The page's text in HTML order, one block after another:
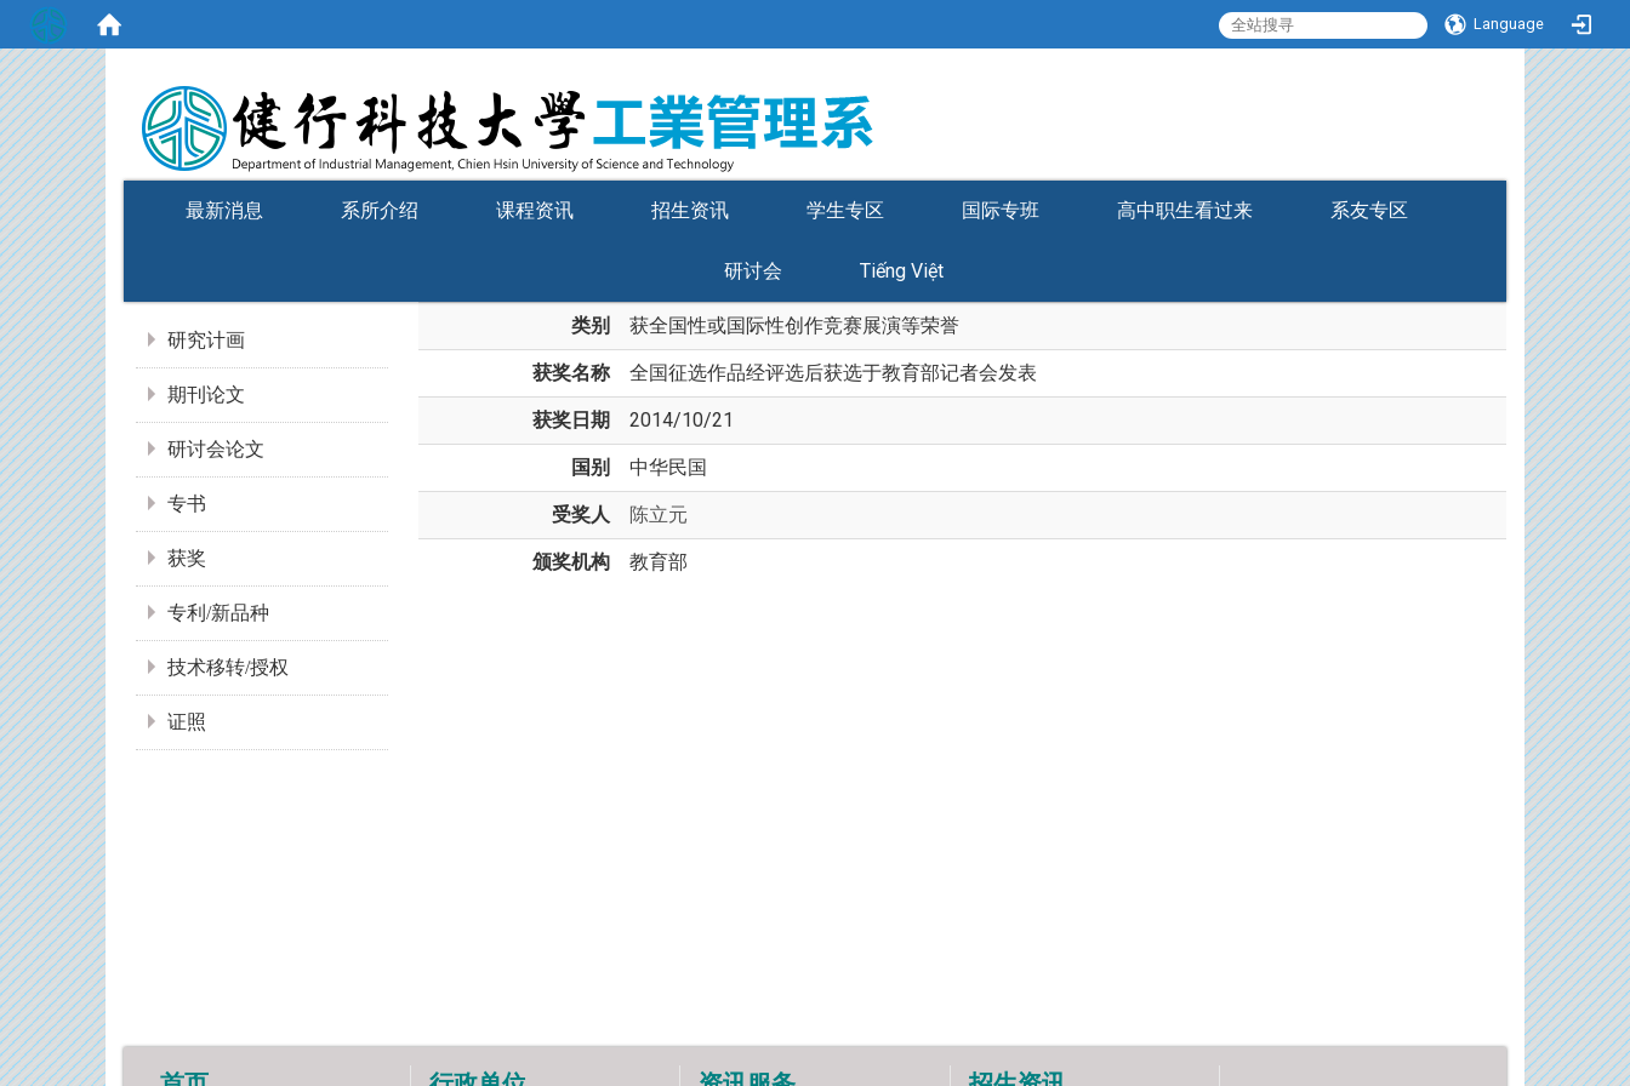
Language
最新消息 系所介绍 课程资讯 招生资讯 学生专区 国际专班 高中职生看过来 系友专区
研讨会 Tiếng Việt
研究计画
期刊论文
研讨会论文
专书
获奖
专利/新品种
技术移转/授权
证照
类别 获全国性或国际性创作竞赛展演等荣誉
获奖名称 全国征选作品经评选后获选于教育部记者会发表
获奖日期 2014/10/21
国别 中华民国
受奖人 陈立元
颁奖机构 教育部